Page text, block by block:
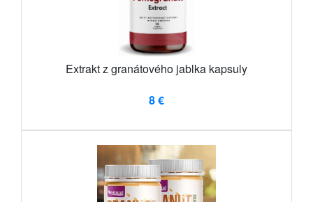
Extrakt z granátového jablka kapsuly
8 €